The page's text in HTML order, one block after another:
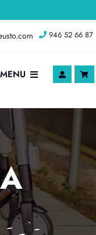
946 52 66 87
MENU